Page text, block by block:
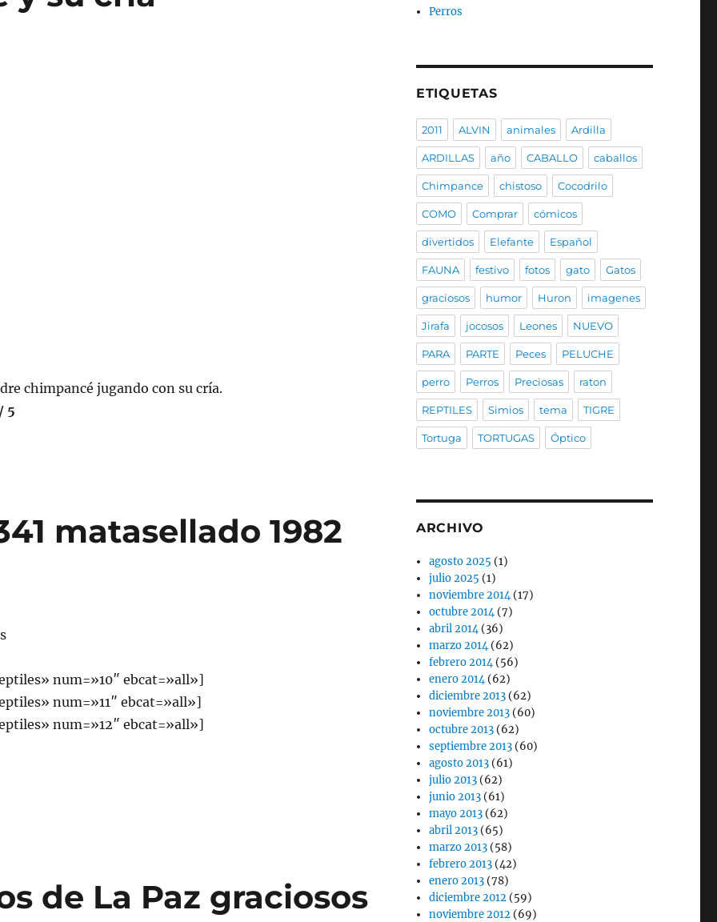
chimpancé jugando con su cría.
5
matasellado 1982
num=»10″ ebcat=»all»]
num=»11″ ebcat=»all»]
num=»12″ ebcat=»all»]
de La Paz graciosos
Perros
ETIQUETAS
2011 ALVIN animales Ardilla
ARDILLAS año CABALLO caballos
Chimpance chistoso Cocodrilo
COMO Comprar cómicos
divertidos Elefante Español
FAUNA festivo fotos gato Gatos
graciosos humor Huron imagenes
Jirafa jocosos Leones NUEVO
PARA PARTE Peces PELUCHE
perro Perros Preciosas raton
REPTILES Simios tema TIGRE
Tortuga TORTUGAS Óptico
ARCHIVO
agosto 2025 (1)
julio 2025 (1)
noviembre 2014(17)
octubre 2014(7)
abril 2014(36)
marzo 2014(62)
febrero 2014(56)
enero 2014(62)
diciembre 2013 (62)
noviembre 2013 (60)
octubre 2013 (62)
septiembre 2013 (60)
agosto 2013 (61)
julio 2013 (62)
junio 2013 (61)
mayo 2013 (62)
abril 2013 (65)
marzo 2013 (58)
febrero 2013 (42)
enero 2013 (78)
diciembre 2012 (59)
noviembre 2012 (69)